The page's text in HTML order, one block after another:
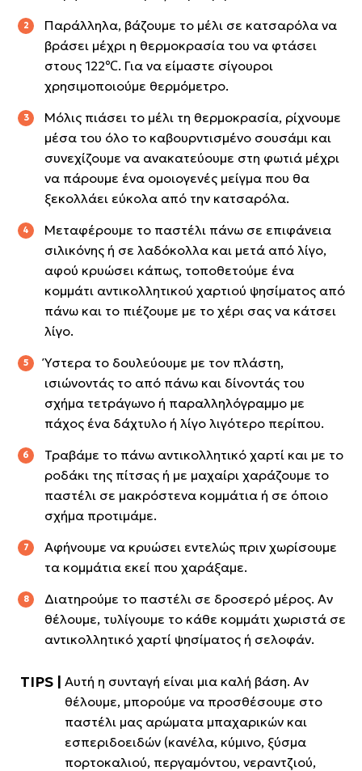
Παράλληλα, βάζουμε το μέλι σε κατσαρόλα να
βράσει μέχρι η θερμοκρασία του να φτάσει
στους 122℃. Για να είμαστε σίγουροι
χρησιμοποιούμε θερμόμετρο.
Μόλις πιάσει το μέλι τη θερμοκρασία, ρίχνουμε
μέσα του όλο το καβουρντισμένο σουσάμι και
συνεχίζουμε να ανακατεύουμε στη φωτιά μέχρι
να πάρουμε ένα ομοιογενές μείγμα που θα
ξεκολλάει εύκολα από την κατσαρόλα.
Μεταφέρουμε το παστέλι πάνω σε επιφάνεια
σιλικόνης ή σε λαδόκολλα και μετά από λίγο,
αφού κρυώσει κάπως, τοποθετούμε ένα
κομμάτι αντικολλητικού χαρτιού ψησίματος από
πάνω και το πιέζουμε με το χέρι σας να κάτσει
λίγο.
Ύστερα το δουλεύουμε με τον πλάστη,
ισιώνοντάς το από πάνω και δίνοντάς του
σχήμα τετράγωνο ή παραλληλόγραμμο με
πάχος ένα δάχτυλο ή λίγο λιγότερο περίπου.
Τραβάμε το πάνω αντικολλητικό χαρτί και με το
ροδάκι της πίτσας ή με μαχαίρι χαράζουμε το
παστέλι σε μακρόστενα κομμάτια ή σε όποιο
σχήμα προτιμάμε.
Αφήνουμε να κρυώσει εντελώς πριν χωρίσουμε
τα κομμάτια εκεί που χαράξαμε.
Διατηρούμε το παστέλι σε δροσερό μέρος. Αν
θέλουμε, τυλίγουμε το κάθε κομμάτι χωριστά σε
αντικολλητικό χαρτί ψησίματος ή σελοφάν.
Αυτή η συνταγή είναι μια καλή βάση. Αν
θέλουμε, μπορούμε να προσθέσουμε στο
παστέλι μας αρώματα μπαχαρικών και
εσπεριδοειδών (κανέλα, κύμινο, ξύσμα
πορτοκαλιού, περγαμόντου, νεραντζιού,